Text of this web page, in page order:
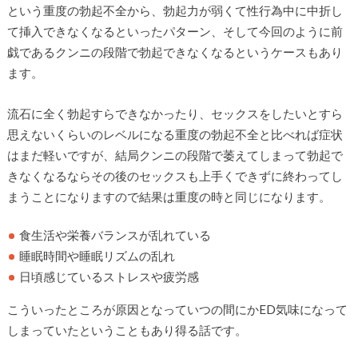
という重度の勃起不全から、勃起力が弱くて性行為中に中折し
て挿入できなくなるといったパターン、そして今回のように前
戯であるクンニの段階で勃起できなくなるというケースもあり
ます。
流石に全く勃起すらできなかったり、セックスをしたいとすら
思えないくらいのレベルになる重度の勃起不全と比べれば症状
はまだ軽いですが、結局クンニの段階で萎えてしまって勃起で
きなくなるならその後のセックスも上手くできずに終わってし
まうことになりますので結果は重度の時と同じになります。
食生活や栄養バランスが乱れている
睡眠時間や睡眠リズムの乱れ
日頃感じているストレスや疲労感
こういったところが原因となっていつの間にかED気味になって
しまっていたということもあり得る話です。